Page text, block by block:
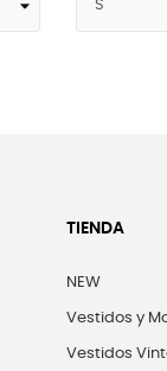
TIENDA
NEW
Vestidos y
Vestidos